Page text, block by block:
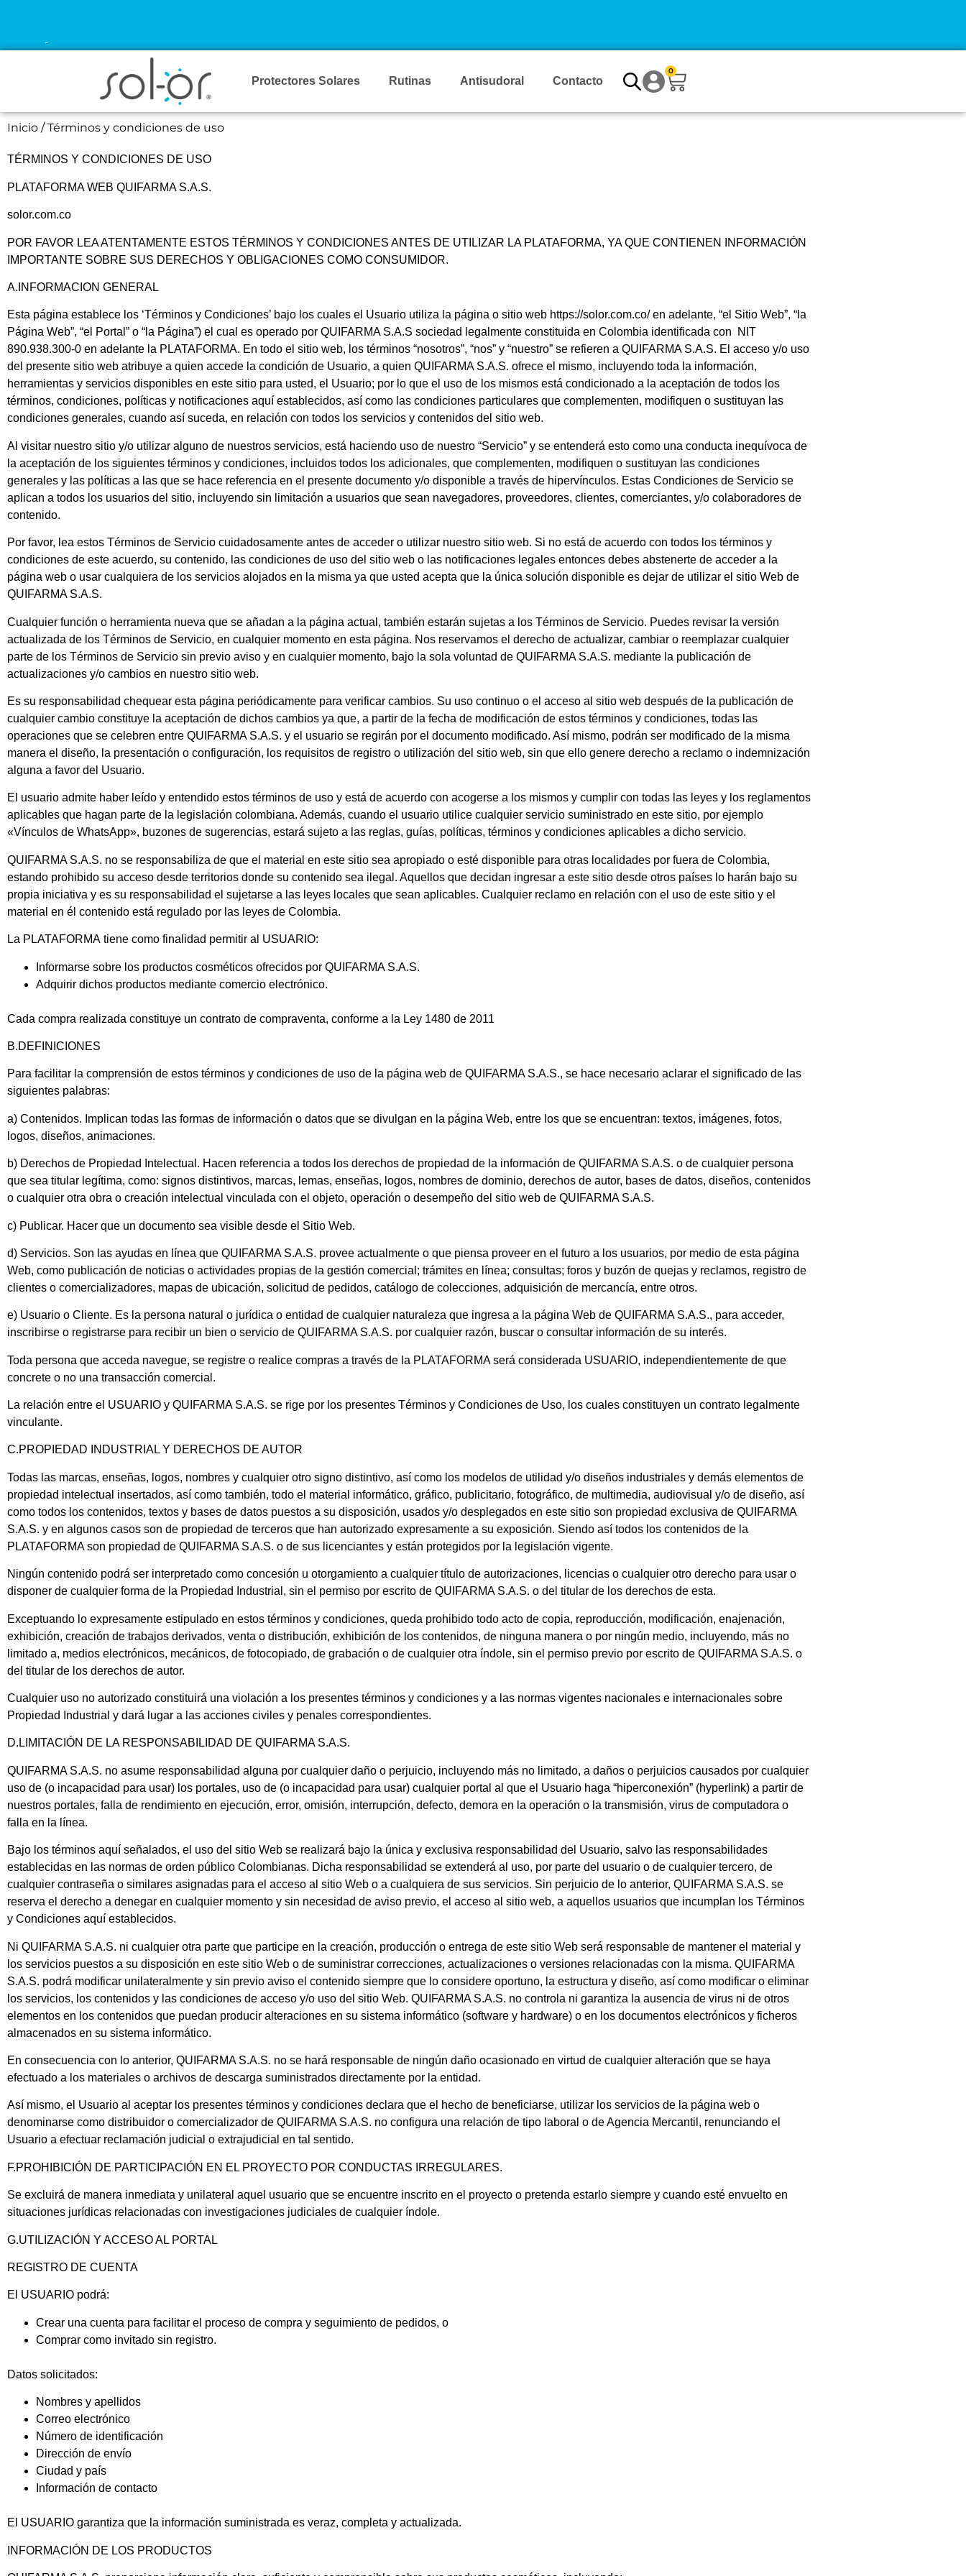
¡ENVÍO GRATIS DESDE $120.000!
Protectores Solares Rutinas Antisudoral Contacto
0
Inicio /Términos y condiciones de uso
TÉRMINOS Y CONDICIONES DE USO
PLATAFORMA WEB QUIFARMA S.A.S.
solor.com.co
POR FAVOR LEA ATENTAMENTE ESTOS TÉRMINOS Y CONDICIONES ANTES DE UTILIZAR LA PLATAFORMA, YA QUE CONTIENEN INFORMACIÓN
IMPORTANTE SOBRE SUS DERECHOS Y OBLIGACIONES COMO CONSUMIDOR.
A. INFORMACION GENERAL
Esta página establece los ‘Términos y Condiciones’ bajo los cuales el Usuario utiliza la página o sitio web https://solor.com.co/en adelante, “el Sitio Web”, “la
Página Web”, “el Portal” o “la Página”) el cual es operado por QUIFARMA S.A.S sociedad legalmente constituida en Colombia identificada con NIT
890.938.300-0 en adelante la PLATAFORMA. En todo el sitio web, los términos “nosotros”, “nos” y “nuestro” se refieren a QUIFARMA S.A.S. El acceso y/o uso
del presente sitio web atribuye a quien accede la condición de Usuario, a quien QUIFARMA S.A.S. ofrece el mismo, incluyendo toda la información,
herramientas y servicios disponibles en este sitio para usted, el Usuario; por lo que el uso de los mismos está condicionado a la aceptación de todos los
términos, condiciones, políticas y notificaciones aquí establecidos, así como las condiciones particulares que complementen, modifiquen o sustituyan las
condiciones generales, cuando así suceda, en relación con todos los servicios y contenidos del sitio web.
Al visitar nuestro sitio y/o utilizar alguno de nuestros servicios, está haciendo uso de nuestro “Servicio” y se entenderá esto como una conducta inequívoca de
la aceptación de los siguientes términos y condiciones, incluidos todos los adicionales, que complementen, modifiquen o sustituyan las condiciones
generales y las políticas a las que se hace referencia en el presente documento y/o disponible a través de hipervínculos. Estas Condiciones de Servicio se
aplican a todos los usuarios del sitio, incluyendo sin limitación a usuarios que sean navegadores, proveedores, clientes, comerciantes, y/o colaboradores de
contenido.
Por favor, lea estos Términos de Servicio cuidadosamente antes de acceder o utilizar nuestro sitio web. Si no está de acuerdo con todos los términos y
condiciones de este acuerdo, su contenido, las condiciones de uso del sitio web o las notificaciones legales entonces debes abstenerte de acceder a la
página web o usar cualquiera de los servicios alojados en la misma ya que usted acepta que la única solución disponible es dejar de utilizar el sitio Web de
QUIFARMA S.A.S.
Cualquier función o herramienta nueva que se añadan a la página actual, también estarán sujetas a los Términos de Servicio. Puedes revisar la versión
actualizada de los Términos de Servicio, en cualquier momento en esta página. Nos reservamos el derecho de actualizar, cambiar o reemplazar cualquier
parte de los Términos de Servicio sin previo aviso y en cualquier momento, bajo la sola voluntad de QUIFARMA S.A.S. mediante la publicación de
actualizaciones y/o cambios en nuestro sitio web.
Es su responsabilidad chequear esta página periódicamente para verificar cambios. Su uso continuo o el acceso al sitio web después de la publicación de
cualquier cambio constituye la aceptación de dichos cambios ya que, a partir de la fecha de modificación de estos términos y condiciones, todas las
operaciones que se celebren entre QUIFARMA S.A.S. y el usuario se regirán por el documento modificado. Así mismo, podrán ser modificado de la misma
manera el diseño, la presentación o configuración, los requisitos de registro o utilización del sitio web, sin que ello genere derecho a reclamo o indemnización
alguna a favor del Usuario.
El usuario admite haber leído y entendido estos términos de uso y está de acuerdo con acogerse a los mismos y cumplir con todas las leyes y los reglamentos
aplicables que hagan parte de la legislación colombiana. Además, cuando el usuario utilice cualquier servicio suministrado en este sitio, por ejemplo
«Vínculos de WhatsApp», buzones de sugerencias, estará sujeto a las reglas, guías, políticas, términos y condiciones aplicables a dicho servicio.
QUIFARMA S.A.S. no se responsabiliza de que el material en este sitio sea apropiado o esté disponible para otras localidades por fuera de Colombia,
estando prohibido su acceso desde territorios donde su contenido sea ilegal. Aquellos que decidan ingresar a este sitio desde otros países lo harán bajo su
propia iniciativa y es su responsabilidad el sujetarse a las leyes locales que sean aplicables. Cualquier reclamo en relación con el uso de este sitio y el
material en él contenido está regulado por las leyes de Colombia.
La PLATAFORMA tiene como finalidad permitir al USUARIO:
Informarse sobre los productos cosméticos ofrecidos por QUIFARMA S.A.S.
Adquirir dichos productos mediante comercio electrónico.
Cada compra realizada constituye un contrato de compraventa, conforme a la Ley 1480 de 2011
B.DEFINICIONES
Para facilitar la comprensión de estos términos y condiciones de uso de la página web de QUIFARMA S.A.S., se hace necesario aclarar el significado de las
siguientes palabras:
a) Contenidos. Implican todas las formas de información o datos que se divulgan en la página Web, entre los que se encuentran: textos, imágenes, fotos,
logos, diseños, animaciones.
b) Derechos de Propiedad Intelectual. Hacen referencia a todos los derechos de propiedad de la información de QUIFARMA S.A.S. o de cualquier persona
que sea titular legítima, como: signos distintivos, marcas, lemas, enseñas, logos, nombres de dominio, derechos de autor, bases de datos, diseños, contenidos
o cualquier otra obra o creación intelectual vinculada con el objeto, operación o desempeño del sitio web de QUIFARMA S.A.S.
c) Publicar. Hacer que un documento sea visible desde el Sitio Web.
d) Servicios. Son las ayudas en línea que QUIFARMA S.A.S. provee actualmente o que piensa proveer en el futuro a los usuarios, por medio de esta página
Web, como publicación de noticias o actividades propias de la gestión comercial; trámites en línea; consultas; foros y buzón de quejas y reclamos, registro de
clientes o comercializadores, mapas de ubicación, solicitud de pedidos, catálogo de colecciones, adquisición de mercancía, entre otros.
e) Usuario o Cliente. Es la persona natural o jurídica o entidad de cualquier naturaleza que ingresa a la página Web de QUIFARMA S.A.S., para acceder,
inscribirse o registrarse para recibir un bien o servicio de QUIFARMA S.A.S. por cualquier razón, buscar o consultar información de su interés.
Toda persona que acceda navegue, se registre o realice compras a través de la PLATAFORMA será considerada USUARIO, independientemente de que
concrete o no una transacción comercial.
La relación entre el USUARIO y QUIFARMA S.A.S. se rige por los presentes Términos y Condiciones de Uso, los cuales constituyen un contrato legalmente
vinculante.
C.PROPIEDAD INDUSTRIAL Y DERECHOS DE AUTOR
Todas las marcas, enseñas, logos, nombres y cualquier otro signo distintivo, así como los modelos de utilidad y/o diseños industriales y demás elementos de
propiedad intelectual insertados, así como también, todo el material informático, gráfico, publicitario, fotográfico, de multimedia, audiovisual y/o de diseño, así
como todos los contenidos, textos y bases de datos puestos a su disposición, usados y/o desplegados en este sitio son propiedad exclusiva de QUIFARMA
S.A.S. y en algunos casos son de propiedad de terceros que han autorizado expresamente a su exposición. Siendo así todos los contenidos de la
PLATAFORMA son propiedad de QUIFARMA S.A.S. o de sus licenciantes y están protegidos por la legislación vigente.
Ningún contenido podrá ser interpretado como concesión u otorgamiento a cualquier título de autorizaciones, licencias o cualquier otro derecho para usar o
disponer de cualquier forma de la Propiedad Industrial, sin el permiso por escrito de QUIFARMA S.A.S. o del titular de los derechos de esta.
Exceptuando lo expresamente estipulado en estos términos y condiciones, queda prohibido todo acto de copia, reproducción, modificación, enajenación,
exhibición, creación de trabajos derivados, venta o distribución, exhibición de los contenidos, de ninguna manera o por ningún medio, incluyendo, más no
limitado a, medios electrónicos, mecánicos, de fotocopiado, de grabación o de cualquier otra índole, sin el permiso previo por escrito de QUIFARMA S.A.S. o
del titular de los derechos de autor.
Cualquier uso no autorizado constituirá una violación a los presentes términos y condiciones y a las normas vigentes nacionales e internacionales sobre
Propiedad Industrial y dará lugar a las acciones civiles y penales correspondientes.
D.LIMITACIÓN DE LA RESPONSABILIDAD DE QUIFARMA S.A.S.
QUIFARMA S.A.S. no asume responsabilidad alguna por cualquier daño o perjuicio, incluyendo más no limitado, a daños o perjuicios causados por cualquier
uso de (o incapacidad para usar) los portales, uso de (o incapacidad para usar) cualquier portal al que el Usuario haga “hiperconexión” (hyperlink) a partir de
nuestros portales, falla de rendimiento en ejecución, error, omisión, interrupción, defecto, demora en la operación o la transmisión, virus de computadora o
falla en la línea.
Bajo los términos aquí señalados, el uso del sitio Web se realizará bajo la única y exclusiva responsabilidad del Usuario, salvo las responsabilidades
establecidas en las normas de orden público Colombianas. Dicha responsabilidad se extenderá al uso, por parte del usuario o de cualquier tercero, de
cualquier contraseña o similares asignadas para el acceso al sitio Web o a cualquiera de sus servicios. Sin perjuicio de lo anterior, QUIFARMA S.A.S. se
reserva el derecho a denegar en cualquier momento y sin necesidad de aviso previo, el acceso al sitio web, a aquellos usuarios que incumplan los Términos
y Condiciones aquí establecidos.
Ni QUIFARMA S.A.S. ni cualquier otra parte que participe en la creación, producción o entrega de este sitio Web será responsable de mantener el material y
los servicios puestos a su disposición en este sitio Web o de suministrar correcciones, actualizaciones o versiones relacionadas con la misma. QUIFARMA
S.A.S. podrá modificar unilateralmente y sin previo aviso el contenido siempre que lo considere oportuno, la estructura y diseño, así como modificar o eliminar
los servicios, los contenidos y las condiciones de acceso y/o uso del sitio Web. QUIFARMA S.A.S. no controla ni garantiza la ausencia de virus ni de otros
elementos en los contenidos que puedan producir alteraciones en su sistema informático (software y hardware) o en los documentos electrónicos y ficheros
almacenados en su sistema informático.
En consecuencia con lo anterior, QUIFARMA S.A.S. no se hará responsable de ningún daño ocasionado en virtud de cualquier alteración que se haya
efectuado a los materiales o archivos de descarga suministrados directamente por la entidad.
Así mismo, el Usuario al aceptar los presentes términos y condiciones declara que el hecho de beneficiarse, utilizar los servicios de la página web o
denominarse como distribuidor o comercializador de QUIFARMA S.A.S. no configura una relación de tipo laboral o de Agencia Mercantil, renunciando el
Usuario a efectuar reclamación judicial o extrajudicial en tal sentido.
F.PROHIBICIÓN DE PARTICIPACIÓN EN EL PROYECTO POR CONDUCTAS IRREGULARES.
Se excluirá de manera inmediata y unilateral aquel usuario que se encuentre inscrito en el proyecto o pretenda estarlo siempre y cuando esté envuelto en
situaciones jurídicas relacionadas con investigaciones judiciales de cualquier índole.
G.UTILIZACIÓN Y ACCESO AL PORTAL
REGISTRO DE CUENTA
El USUARIO podrá:
Crear una cuenta para facilitar el proceso de compra y seguimiento de pedidos, o
Comprar como invitado sin registro.
Datos solicitados:
Nombres y apellidos
Correo electrónico
Número de identificación
Dirección de envío
Ciudad y país
Información de contacto
El USUARIO garantiza que la información suministrada es veraz, completa y actualizada.
INFORMACIÓN DE LOS PRODUCTOS